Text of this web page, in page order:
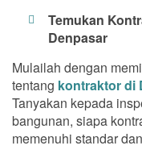
Temukan
Denpasar
Mulailah dengan
tentang kontraktor di
Tanyakan kepada
bangunan, siapa
memenuhi standar